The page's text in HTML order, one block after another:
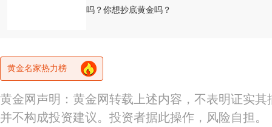
吗？你想抄底黄金吗？
黄金名家热力榜
黄金网声明：黄金网转载上述内容，不表明证实
并不构成投资建议。投资者据此操作，风险自担。